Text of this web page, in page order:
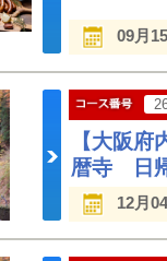
09月
【大阪
暦寺 日
12月